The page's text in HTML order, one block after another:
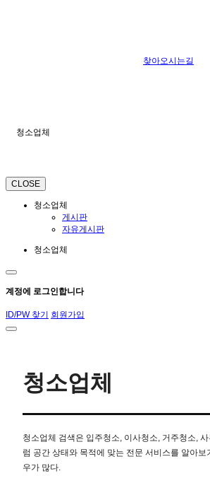
찾아오시는길
청소업체
CLOSE
청소업체
게시판
자유게시판
청소업체
계정에 로그인합니다
ID/PW 찾기 회원가입
청소업체
청소업체 검색은 입주청소, 이사청소, 거주청소,
럼 공간 상태와 목적에 맞는 전문 서비스를 알아보
우가 많다.